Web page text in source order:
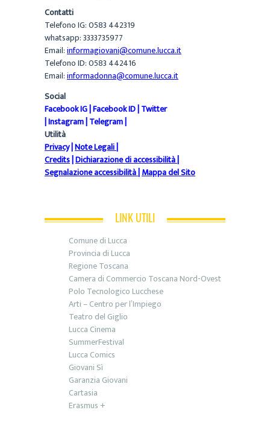
Contatti
Telefono IG: 0583 442319
whatsapp: 3333735977
Email:informagiovani@comune.lucca.it
Telefono ID: 0583 442416
Email:informadonna@comune.lucca.it
Social
Facebook IG|Facebook ID|Twitter
|Instagram|Telegram|
Utilità
Privacy|Note Legali|
Credits|Dichiarazione di accessibilità|
Segnalazione accessibilità|Mappa del Sito
LINK UTILI
Comune di Lucca
Provincia di Lucca
Regione Toscana
Camera di Commercio Toscana Nord-Ovest
Polo Tecnologico Lucchese
Arti – Centro per l’Impiego
Teatro del Giglio
Lucca Cinema
SummerFestival
Lucca Comics
Giovani Sì
Garanzia Giovani
Cartasia
Erasmus +